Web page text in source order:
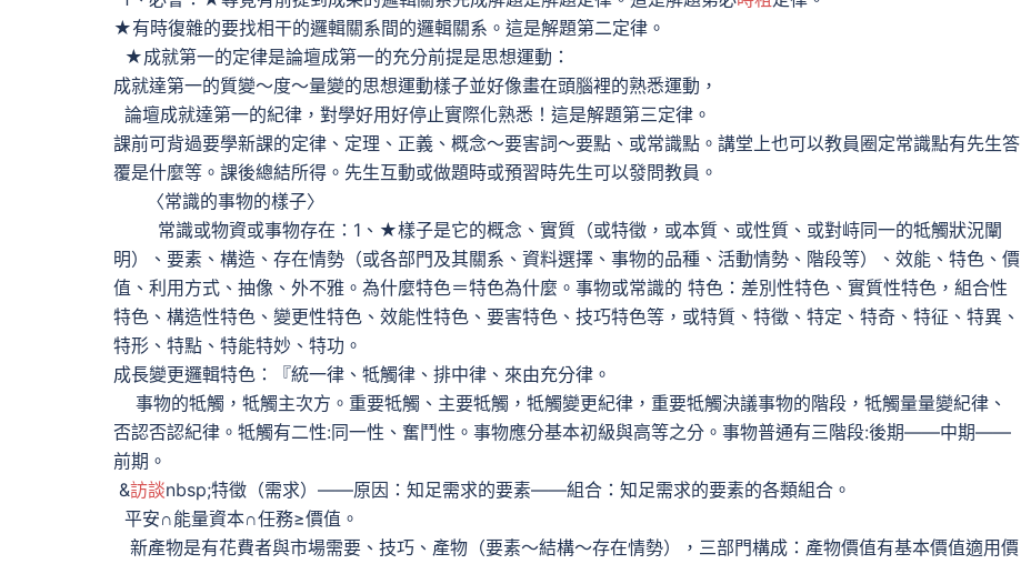
★有時復雜的要找相干的邏輯關系間的邏輯關系。這是解題第二定律。
★成就第一的定律是論壇成第一的充分前提是思想運動：
成就達第一的質變～度～量變的思想運動樣子並好像畫在頭腦裡的熟悉運動，
論壇成就達第一的紀律，對學好用好停止實際化熟悉！這是解題第三定律。
課前可背過要學新課的定律、定理、正義、概念～要害詞～要點、或常識點。講堂上也可以教員圈定常識點有先生答
覆是什麼等。課後總結所得。先生互動或做題時或預習時先生可以發問教員。
〈常識的事物的樣子〉
常識或物資或事物存在：1、★樣子是它的概念、實質（或特徵，或本質、或性質、或對峙同一的牴觸狀況闡
明）、要素、構造、存在情勢（或各部門及其關系、資料選擇、事物的品種、活動情勢、階段等）、效能、特色、價
值、利用方式、抽像、外不雅。為什麼特色＝特色為什麼。事物或常識的 特色：差別性特色、實質性特色，組合性
特色、構造性特色、變更性特色、效能性特色、要害特色、技巧特色等，或特質、特徵、特定、特奇、特征、特異、
特形、特點、特能特妙、特功。
成長變更邏輯特色：『統一律、牴觸律、排中律、來由充分律。
事物的牴觸，牴觸主次方。重要牴觸、主要牴觸，牴觸變更紀律，重要牴觸決議事物的階段，牴觸量量變紀律、
否認否認紀律。牴觸有二性:同一性、奮鬥性。事物應分基本初級與高等之分。事物普通有三階段:後期——中期——
前期。
&訪談nbsp;特徵（需求）——原因：知足需求的要素——組合：知足需求的要素的各類組合。
平安∩能量資本∩任務≥價值。
新產物是有花費者與市場需要、技巧、產物（要素～結構～存在情勢），三部門構成：產物價值有基本價值適用價